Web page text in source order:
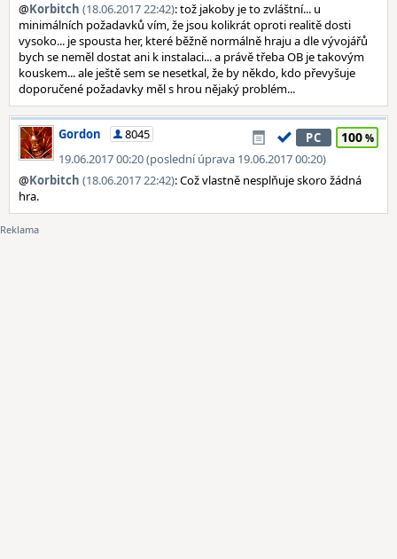
@Korbitch (18.06.2017 22:42): tož jakoby je to zvláštní... u
minimálních požadavků vím, že jsou kolikrát oproti realitě dosti
vysoko... je spousta her, které běžně normálně hraju a dle vývojářů
bych se neměl dostat ani k instalaci... a právě třeba OB je takovým
kouskem... ale ještě sem se nesetkal, že by někdo, kdo převyšuje
doporučené požadavky měl s hrou nějaký problém...
Gordon
8045
19.06.2017 00:20 (poslední úprava 19.06.2017 00:20)
PC 100
@Korbitch (18.06.2017 22:42): Což vlastně nesplňuje skoro žádná
hra.